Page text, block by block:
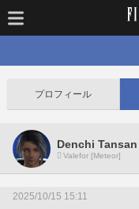
プロフィール
Denchi Tansan
Valefor [Meteor]
2025/10/15 15:11